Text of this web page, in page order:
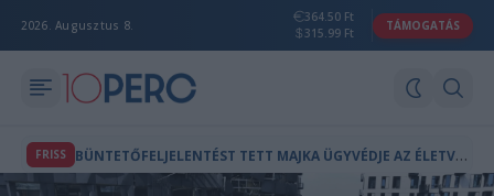
2026. Augusztus 8.
364.50 Ft
315.99 Ft
TÁMOGATÁS
FRISS B
ÜNTETŐFELJELENTÉST TETT MAJKA ÜGYVÉDJE AZ ÉLETVESZÉLYES FENYEGETÉS MIATT